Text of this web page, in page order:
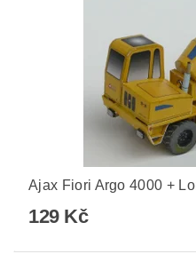
Ajax Fiori Argo 4000 +
129 Kč